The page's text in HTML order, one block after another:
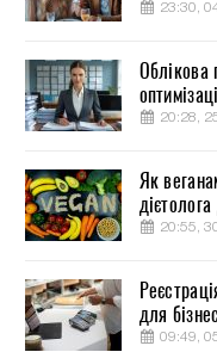
23:30,
Облікова
20:28,
Як
20:55,
для
09:49,